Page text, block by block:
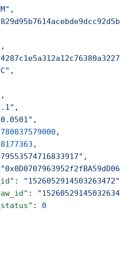
,
,
,
,
,
,
,
,
,
: "1526052914503263472"
:
: 0